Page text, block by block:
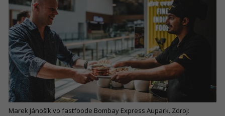
Marek Jánošík vo fastfoode Bombay Express Aupark. Zdroj: